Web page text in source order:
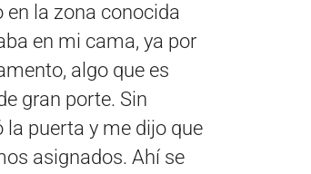
en la zona conocida
en mi cama, ya por
algo que es
gran porte. Sin
puerta y me dijo que
asignados. Ahí se